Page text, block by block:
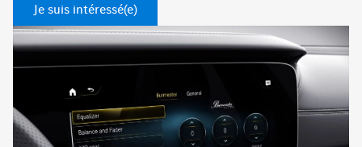
Je suis intéressé(e)